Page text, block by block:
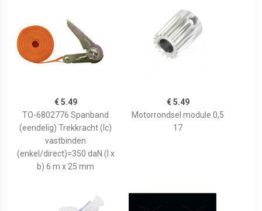
€ 5.49
TO-6802776 Spanband
(eendelig) Trekkracht (lc)
vastbinden
(enkel/direct)=350 daN (l x
b) 6 m x 25 mm
€ 5.49
Motorrondsel module 0,5
17